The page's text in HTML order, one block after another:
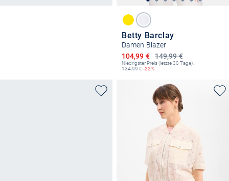
Betty Barclay
Damen Blazer
149,99 €
Ermäßigter Preis
104,99 €
Niedrigster Preis (letzte 30 Tage):
134,99€ -22%